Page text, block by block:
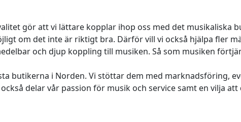
gör att vi lättare kopplar ihop oss med det musikaliska
om det inte är riktigt bra. Därför vill vi också hjälpa fler
och djup koppling till musiken. Så som musiken
butikerna i Norden. Vi stöttar dem med marknadsföring,
delar vår passion för musik och service samt en vilja